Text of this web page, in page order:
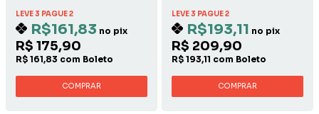
LEVE 3 PAGUE 2
R$161,83 no pix
R$ 175,90
R$ 161,83 com Boleto
COMPRAR
LEVE 3 PAGUE 2
R$193,11 no pix
R$ 209,90
R$ 193,11 com Boleto
COMPRAR